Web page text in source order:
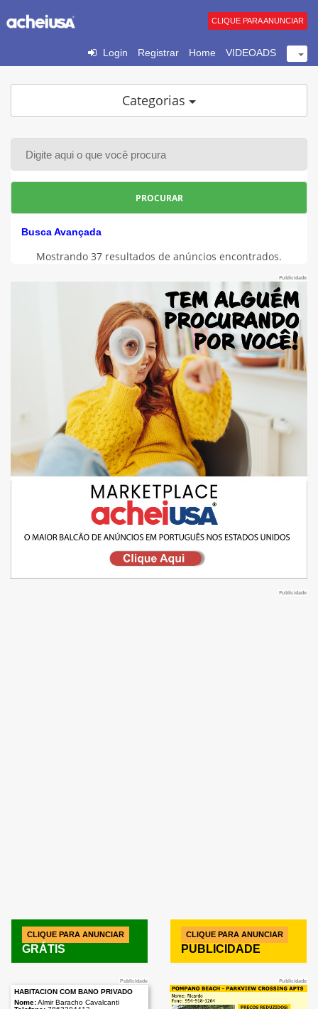
Login Registrar Home VIDEOADS
CLIQUE PARA ANUNCIAR
Categorias
PROCURAR
Busca Avançada
Mostrando 37 resultados de anúncios encontrados.
Publicidade
Publicidade
CLIQUE PARA ANUNCIAR
GRÁTIS
Publicidade
HABITACIÓN COM BAÑO PRIVADO
Nome:Almir Baracho Cavalcanti
CLIQUE PARA ANUNCIAR
PUBLICIDADE
Publicidade